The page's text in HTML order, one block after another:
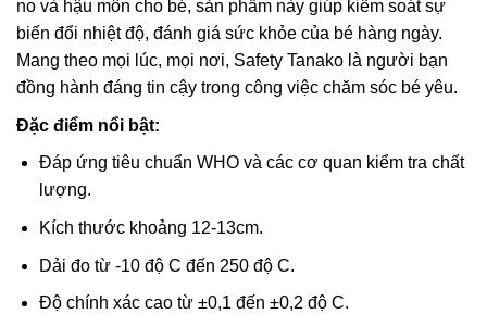
no và hậu môn cho bé, sản phẩm này giúp kiểm soát sự
biến đổi nhiệt độ, đánh giá sức khỏe của bé hàng ngày.
Mang theo mọi lúc, mọi nơi, Safety Tanako là người bạn
đồng hành đáng tin cậy trong công việc chăm sóc bé yêu.
Đặc điểm nổi bật:
Đáp ứng tiêu chuẩn WHO và các cơ quan kiểm tra chất
lượng.
Kích thước khoảng 12-13cm.
Dải đo từ -10 độ C đến 250 độ C.
Độ chính xác cao từ ±0,1 đến ±0,2 độ C.